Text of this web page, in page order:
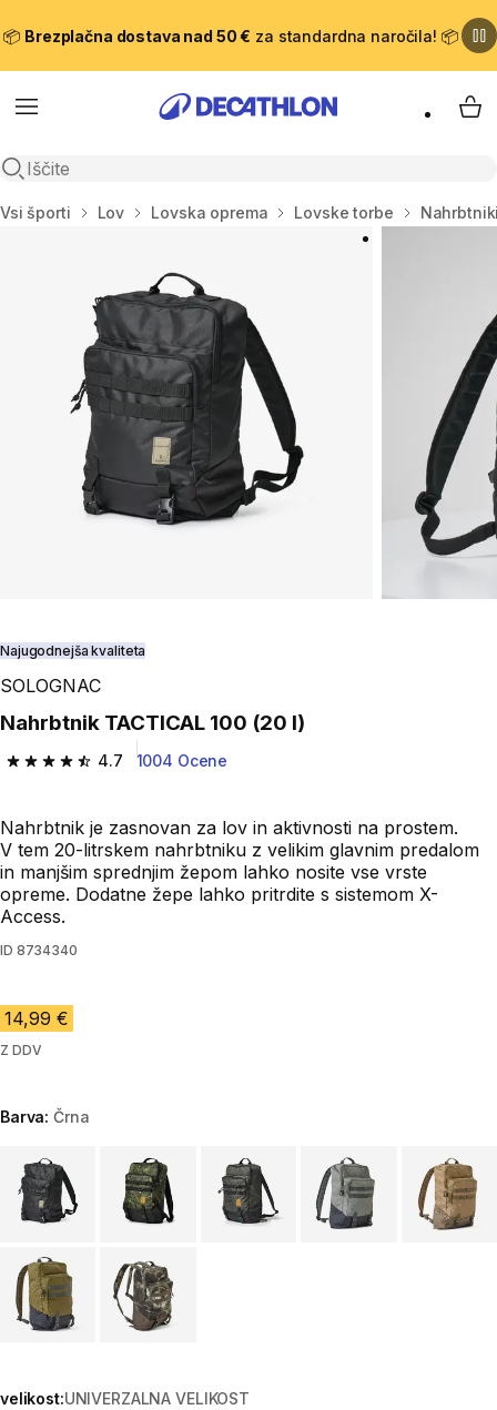
📦 Brezplačna dostava nad 50 € za standardna naročila! 📦
Meni
Odpri iskanje
Domov
Vsi športi Lov Lovska oprema Lovske torbe
Najugodnejša kvaliteta
SOLOGNAC
Nahrbtnik TACTICAL 100 (20 l)
4.7
4.7 od 5 zvezdic from 1004 ocene
1004 Ocene
Nahrbtnik je zasnovan za lov in aktivnosti na prostem.
V tem 20-litrskem nahrbtniku z velikim glavnim predalom
in manjšim sprednjim žepom lahko nosite vse vrste
opreme. Dodatne žepe lahko pritrdite s sistemom X-
Access.
ID 8734340
14,99 €
Z DDV
Barva:Črna
Choose a variant
velikost:UNIVERZALNA VELIKOST